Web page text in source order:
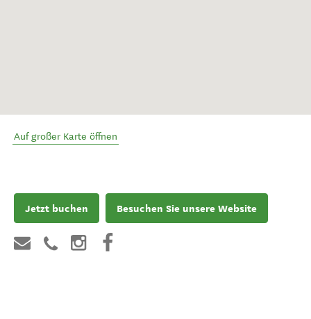
Auf großer Karte öffnen
Jetzt buchen Besuchen Sie unsere Website